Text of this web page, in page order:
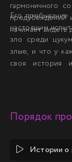
гармоничного
начинает
Его пребывание
настоящим
зло среди
злые, и что у
своя история
становится
где он учится
открытий.
Порядок
Истории о